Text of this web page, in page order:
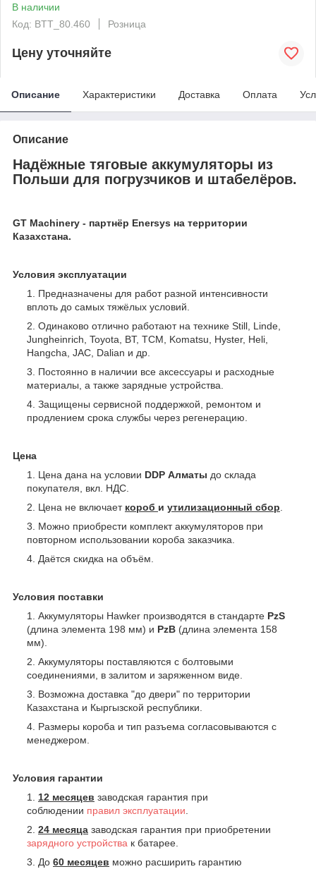
В наличии
Код: BTT_80.460
Розница
Цену уточняйте
Описание Характеристики Доставка Оплата
Описание
Надёжные тяговые аккумуляторы из
Польши для погрузчиков и штабелёров.
GT Machinery - партнёр Enersys на территории
Казахстана.
Условия эксплуатации
Предназначены для работ разной интенсивности
вплоть до самых тяжёлых условий.
Одинаково отлично работают на технике Still, Linde,
Jungheinrich, Toyota, BT, TCM, Komatsu, Hyster, Heli,
Hangcha, JAC, Dalian и др.
Постоянно в наличии все аксессуары и расходные
материалы, а также зарядные устройства.
Защищены сервисной поддержкой, ремонтом и
продлением срока службы через регенерацию.
Цена
Цена дана на условии DDP Алматы до склада
покупателя, вкл. НДС.
Цена не включает короб и утилизационный сбор.
Можно приобрести комплект аккумуляторов при
повторном использовании короба заказчика.
Даётся скидка на объём.
Условия поставки
Аккумуляторы Hawker производятся в стандарте PzS
(длина элемента 198 мм) и PzB (длина элемента 158
мм).
Аккумуляторы поставляются с болтовыми
соединениями, в залитом и заряженном виде.
Возможна доставка "до двери" по территории
Казахстана и Кыргызской республики.
Размеры короба и тип разъема согласовываются с
менеджером.
Условия гарантии
12 месяцев заводская гарантия при
соблюдении правил эксплуатации.
24 месяца заводская гарантия при приобретении
зарядного устройства к батарее.
До 60 месяцев можно расширить гарантию